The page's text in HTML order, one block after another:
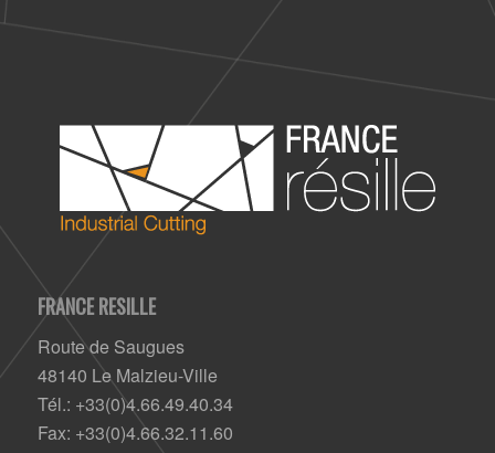
FRANCE RESILLE
Route de Saugues
48140 Le Malzieu-Ville
Tél.: +33(0)4.66.49.40.34
Fax: +33(0)4.66.32.11.60